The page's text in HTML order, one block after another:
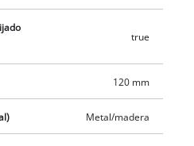
true
120 mm
Metal/madera